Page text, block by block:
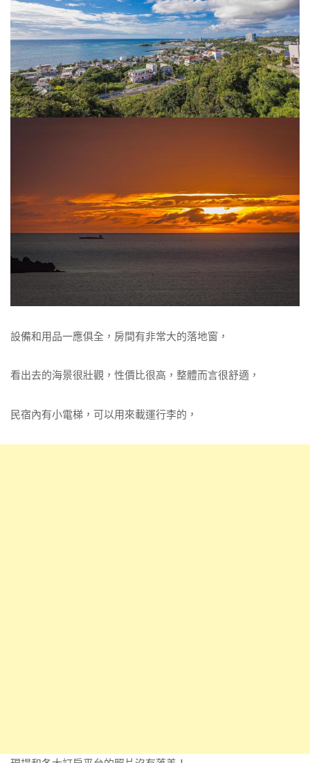
設備和用品一應俱全，房間有非常大的落地窗，
看出去的海景很壯觀，性價比很高，整體而言很舒適，
民宿內有小電梯，可以用來載運行李的，